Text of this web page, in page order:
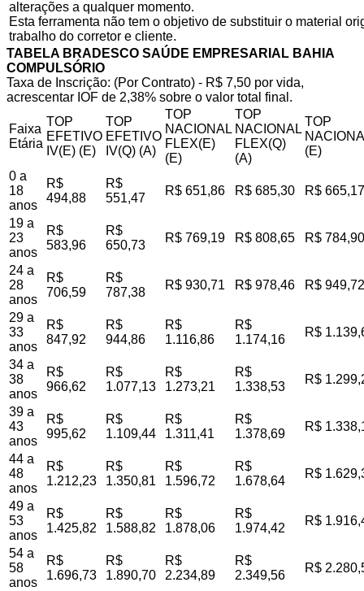
alterações a qualquer momento.
Esta ferramenta não tem o objetivo de substituir o material
trabalho do corretor e cliente.
TABELA BRADESCO SAÚDE EMPRESARIAL BAHIA
COMPULSÓRIO
Taxa de Inscrição: (Por Contrato) - R$ 7,50 por vida,
acrescentar IOF de 2,38% sobre o valor total final.
Faixa
Etária
TOP
EFETIVO
IV(E) (E)
TOP
EFETIVO
IV(Q) (A)
TOP
NACIONAL
FLEX(E)
(E)
TOP
NACIONAL
FLEX(Q)
(A)
TOP
(E)
0 a
18
anos
R$
494,88
R$
551,47
R$ 651,86 R$ 685,30 R$ 665,17
19 a
23
anos
R$
583,96
R$
650,73
R$ 769,19 R$ 808,65 R$ 784,90
24 a
28
anos
R$
706,59
R$
787,38
R$ 930,71 R$ 978,46 R$ 949,72
29 a
33
anos
R$
847,92
R$
944,86
R$
1.116,86
R$
1.174,16
R$
34 a
38
anos
R$
966,62
R$
1.077,13
R$
1.273,21
R$
1.338,53
R$
39 a
43
anos
R$
995,62
R$
1.109,44
R$
1.311,41
R$
1.378,69
R$
44 a
48
anos
R$
1.212,23
R$
1.350,81
R$
1.596,72
R$
1.678,64
R$
49 a
53
anos
R$
1.425,82
R$
1.588,82
R$
1.878,06
R$
1.974,42
R$
54 a
58
anos
R$
1.696,73
R$
1.890,70
R$
2.234,89
R$
2.349,56
R$